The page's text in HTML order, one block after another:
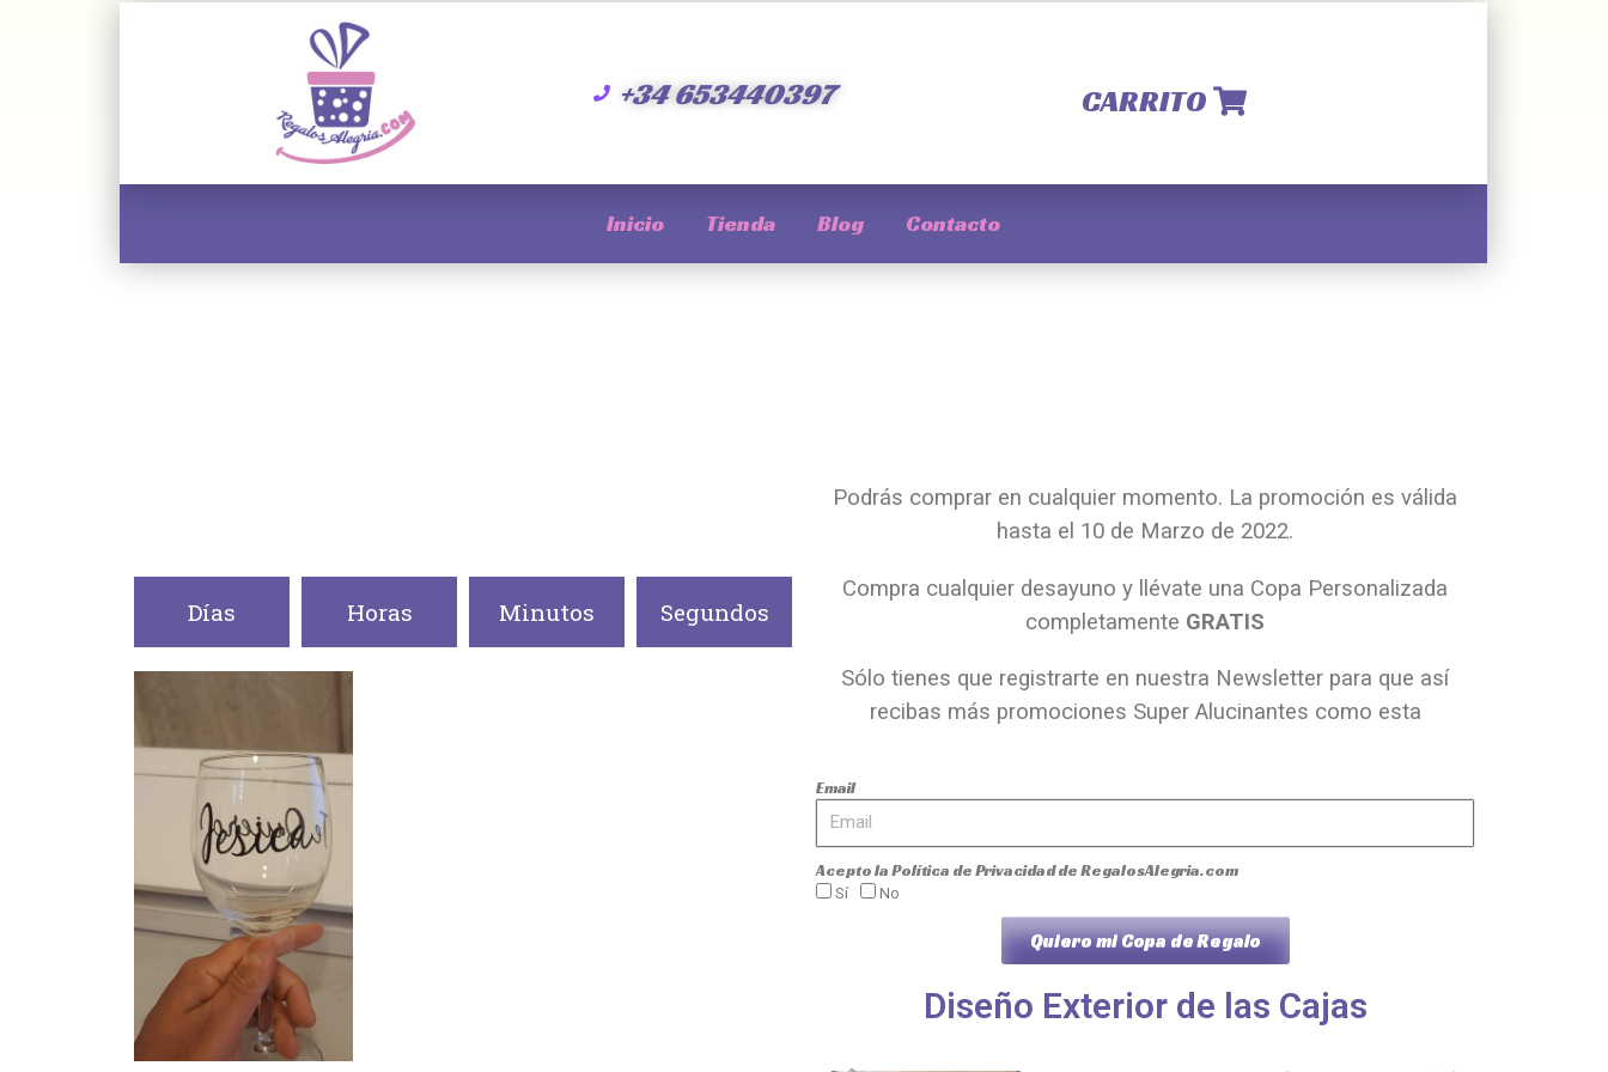
+34 653440397 CARRITO
Inicio Tienda Blog Contacto
Días Horas Minutos Segundos
Podrás comprar en cualquier momento. La promoción es válida
hasta el 10 de Marzo de 2022.
Compra cualquier desayuno y llévate una Copa Personalizada
completamente GRATIS
Sólo tienes que registrarte en nuestra Newsletter para que así
recibas más promociones Super Alucinantes como esta
Email
Acepto laPolítica de Privacidadde RegalosAlegria.com
Sí No
Quiero mi Copa de Regalo
Diseño Exterior de las Cajas